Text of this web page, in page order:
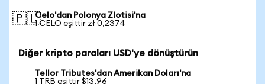
🇵🇱Celo'dan Polonya Zlotisi'na
1 CELO eşittir zł 0,2374
Diğer kripto paraları USD'ye dönüştürün
Tellor Tributes'dan Amerikan Doları'na
1 TRB eşittir $13,96